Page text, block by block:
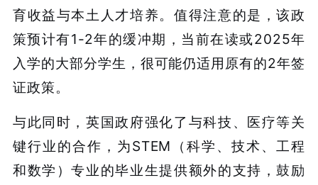
育收益与本土人才培养。值得注意的是，该政
策预计有1-2年的缓冲期，当前在读或2025年
入学的大部分学生，很可能仍适用原有的2年签
证政策。
与此同时，英国政府强化了与科技、医疗等关
键行业的合作，为STEM（科学、技术、工程
和数学）专业的毕业生提供额外的支持，鼓励